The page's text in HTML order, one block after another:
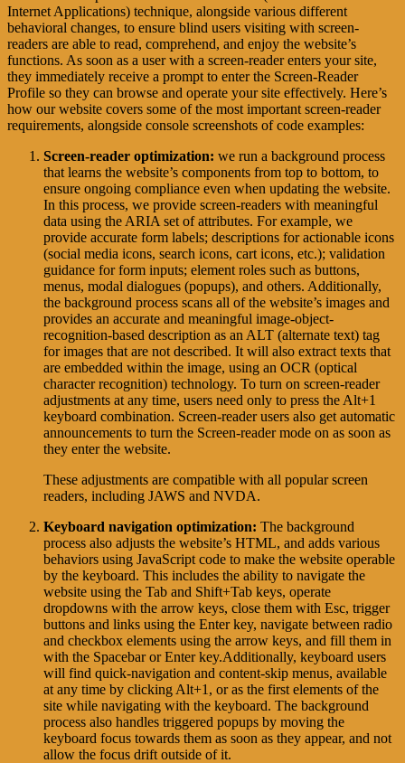
Internet Applications) technique, alongside various different
behavioral changes, to ensure blind users visiting with screen-
readers are able to read, comprehend, and enjoy the website’s
functions. As soon as a user with a screen-reader enters your site,
they immediately receive a prompt to enter the Screen-Reader
Profile so they can browse and operate your site effectively. Here’s
how our website covers some of the most important screen-reader
requirements, alongside console screenshots of code examples:
Screen-reader optimization: we run a background process
that learns the website’s components from top to bottom, to
ensure ongoing compliance even when updating the website.
In this process, we provide screen-readers with meaningful
data using the ARIA set of attributes. For example, we
provide accurate form labels; descriptions for actionable icons
(social media icons, search icons, cart icons, etc.); validation
guidance for form inputs; element roles such as buttons,
menus, modal dialogues (popups), and others. Additionally,
the background process scans all of the website’s images and
provides an accurate and meaningful image-object-
recognition-based description as an ALT (alternate text) tag
for images that are not described. It will also extract texts that
are embedded within the image, using an OCR (optical
character recognition) technology. To turn on screen-reader
adjustments at any time, users need only to press the Alt+1
keyboard combination. Screen-reader users also get automatic
announcements to turn the Screen-reader mode on as soon as
they enter the website.
These adjustments are compatible with all popular screen
readers, including JAWS and NVDA.
Keyboard navigation optimization: The background
process also adjusts the website’s HTML, and adds various
behaviors using JavaScript code to make the website operable
by the keyboard. This includes the ability to navigate the
website using the Tab and Shift+Tab keys, operate
dropdowns with the arrow keys, close them with Esc, trigger
buttons and links using the Enter key, navigate between radio
and checkbox elements using the arrow keys, and fill them in
with the Spacebar or Enter key.Additionally, keyboard users
will find quick-navigation and content-skip menus, available
at any time by clicking Alt+1, or as the first elements of the
site while navigating with the keyboard. The background
process also handles triggered popups by moving the
keyboard focus towards them as soon as they appear, and not
allow the focus drift outside of it.